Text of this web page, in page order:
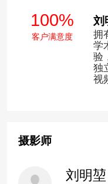
100%
客户满意度
刘
拥
学
验
独
视
摄影师
刘明堃